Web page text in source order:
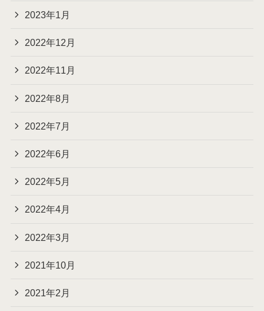
2023年1月
2022年12月
2022年11月
2022年8月
2022年7月
2022年6月
2022年5月
2022年4月
2022年3月
2021年10月
2021年2月